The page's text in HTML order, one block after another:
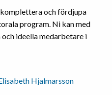
och fördjupa
program. Ni kan med
ideella medarbetare i
Hjalmarsson